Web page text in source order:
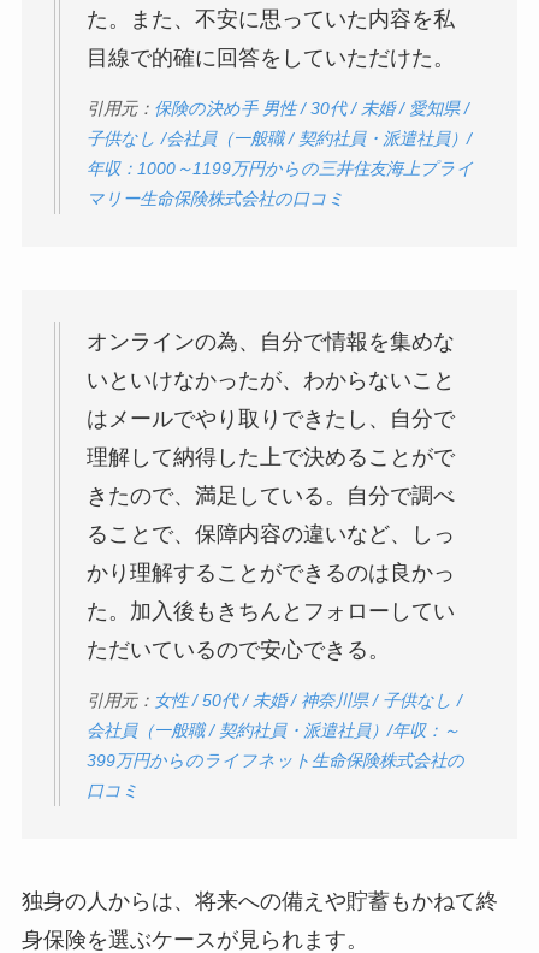
た。また、不安に思っていた内容を私
目線で的確に回答をしていただけた。
引用元： 保険の決め手 男性 / 30代 / 未婚 / 愛知県 /
子供なし /会社員（一般職 / 契約社員・派遣社員）/
年収：1000～1199万円からの三井住友海上プライ
マリー生命保険株式会社の口コミ
オンラインの為、自分で情報を集めな
いといけなかったが、わからないこと
はメールでやり取りできたし、自分で
理解して納得した上で決めることがで
きたので、満足している。自分で調べ
ることで、保障内容の違いなど、しっ
かり理解することができるのは良かっ
た。加入後もきちんとフォローしてい
ただいているので安心できる。
引用元： 女性 / 50代 / 未婚 / 神奈川県 / 子供なし /
会社員（一般職 / 契約社員・派遣社員）/年収：～
399万円からのライフネット生命保険株式会社の
口コミ
独身の人からは、将来への備えや貯蓄もかねて終
身保険を選ぶケースが見られます。